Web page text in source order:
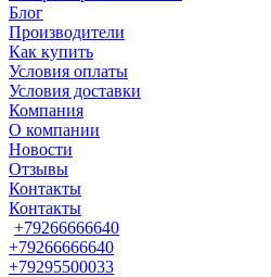
Блог
Производители
Как купить
Условия оплаты
Условия доставки
Компания
О компании
Новости
Отзывы
Контакты
Контакты
+79266666640
+79266666640
+79295500033